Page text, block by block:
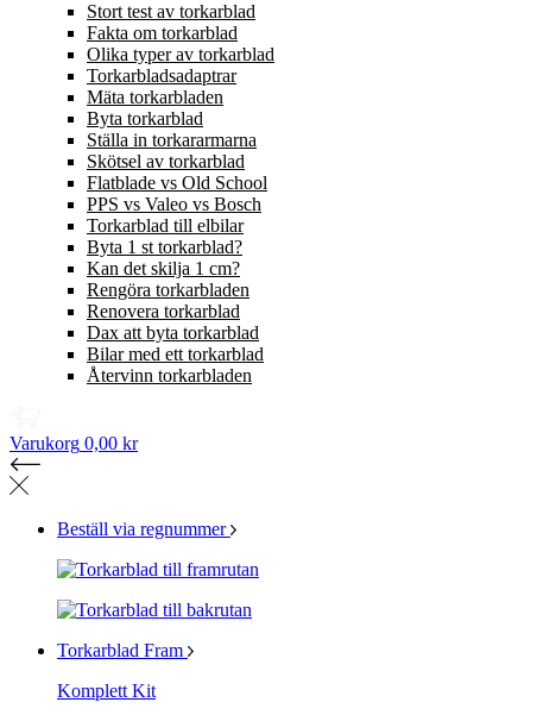
Stort test av torkarblad
Fakta om torkarblad
Olika typer av torkarblad
Torkarbladsadaptrar
Mäta torkarbladen
Byta torkarblad
Ställa in torkararmarna
Skötsel av torkarblad
Flatblade vs Old School
PPS vs Valeo vs Bosch
Torkarblad till elbilar
Byta 1 st torkarblad?
Kan det skilja 1 cm?
Rengöra torkarbladen
Renovera torkarblad
Dax att byta torkarblad
Bilar med ett torkarblad
Återvinn torkarbladen
Varukorg 0,00 kr
Beställ via regnummer
Torkarblad Fram
Komplett Kit